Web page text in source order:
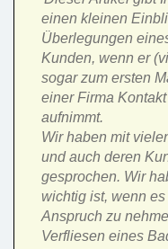
einen kleinen
Überlegungen
Kunden, wenn er
sogar zum ersten
einer Firma Kontakt
aufnimmt.
Wir haben mit
und auch deren
gesprochen. Wir
wichtig ist, wenn
Anspruch zu
Verfliesen eines